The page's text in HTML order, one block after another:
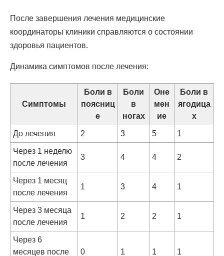
После завершения лечения медицинские
координаторы клиники справляются о состоянии
здоровья пациентов.
Динамика симптомов после лечения:
Симптомы
Боли в
поясниц
е
Боли
в
ногах
Оне
мен
ие
Боли в
ягодица
х
До лечения 2 3 5 1
Через 1 неделю
после лечения
3 4 4 2
Через 1 месяц
после лечения
1 3 4 1
Через 3 месяца
после лечения
1 2 2 1
Через 6
месяцев после
0 1 1 1